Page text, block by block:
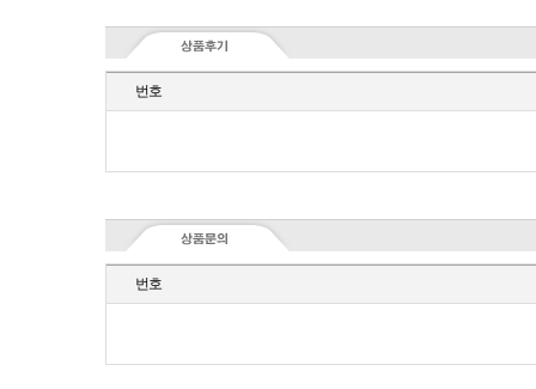
번호
번호